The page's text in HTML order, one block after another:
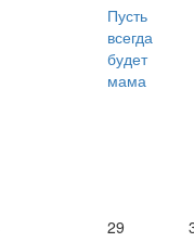
Пусть
всегда
будет
мама
29